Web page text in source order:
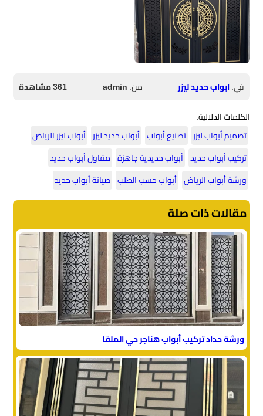
في:ابواب حديد ليزر من:admin
361 مشاهدة
الكلمات الدلالية:
تصميم أبواب ليزر تصنيع أبواب أبواب حديد ليزر أبواب ليزر الرياض
تركيب أبواب حديد أبواب حديدية جاهزة مقاول أبواب حديد
ورشة أبواب الرياض أبواب حسب الطلب صيانة أبواب حديد
مقالات ذات صلة
ورشة حداد تركيب أبواب هناجر حي الملقا